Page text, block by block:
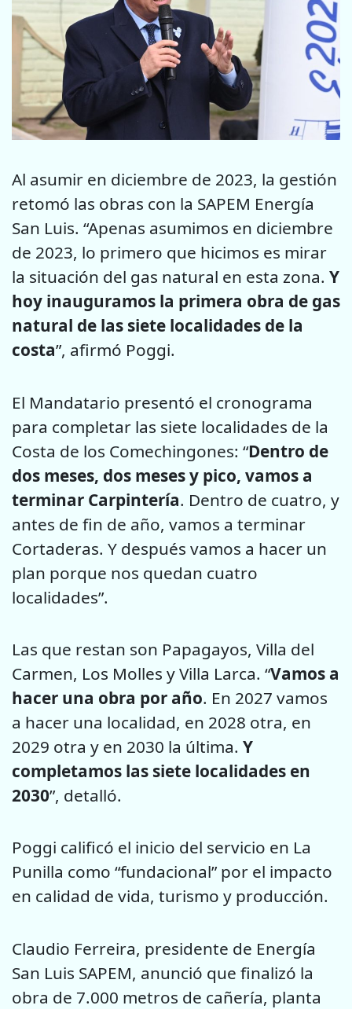
Al asumir en diciembre de 2023, la gestión
retomó las obras con la SAPEM Energía
San Luis. “Apenas asumimos en diciembre
de 2023, lo primero que hicimos es mirar
la situación del gas natural en esta zona. Y
hoy inauguramos la primera obra de gas
natural de las siete localidades de la
costa”, afirmó Poggi.
El Mandatario presentó el cronograma
para completar las siete localidades de la
Costa de los Comechingones: “Dentro de
dos meses, dos meses y pico, vamos a
terminar Carpintería. Dentro de cuatro, y
antes de fin de año, vamos a terminar
Cortaderas. Y después vamos a hacer un
plan porque nos quedan cuatro
localidades”.
Las que restan son Papagayos, Villa del
Carmen, Los Molles y Villa Larca. “Vamos a
hacer una obra por año. En 2027 vamos
a hacer una localidad, en 2028 otra, en
2029 otra y en 2030 la última. Y
completamos las siete localidades en
2030”, detalló.
Poggi calificó el inicio del servicio en La
Punilla como “fundacional” por el impacto
en calidad de vida, turismo y producción.
Claudio Ferreira, presidente de Energía
San Luis SAPEM, anunció que finalizó la
obra de 7.000 metros de cañería, planta